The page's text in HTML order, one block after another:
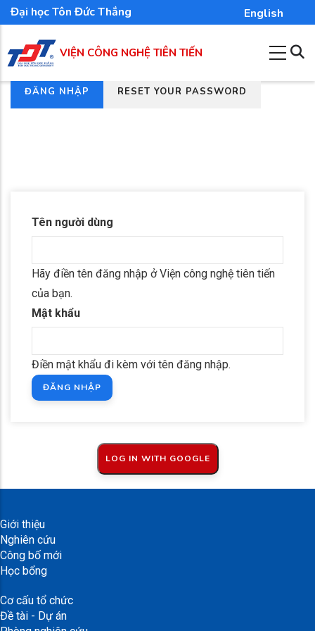
Nhảy
đến
nội
dung
Đại học Tôn Đức Thắng English
VIỆN CÔNG NGHỆ TIÊN TIẾN
Tab
chính
ĐĂNG NHẬP RESET YOUR PASSWORD
Tên người dùng
Hãy điền tên đăng nhập ở Viện công nghệ tiên tiến
của bạn.
Mật khẩu
Điền mật khẩu đi kèm với tên đăng nhập.
Giới thiệu
Nghiên cứu
Công bố mới
Học bổng
Cơ cấu tổ chức
Đề tài - Dự án